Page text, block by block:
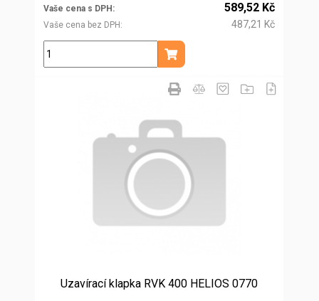
Vaše cena s DPH
Vaše cena bez DPH
589,52 Kč
487,21 Kč
ks
Přidat do košíku
Uzavírací klapka RVK 400 HELIOS 0770